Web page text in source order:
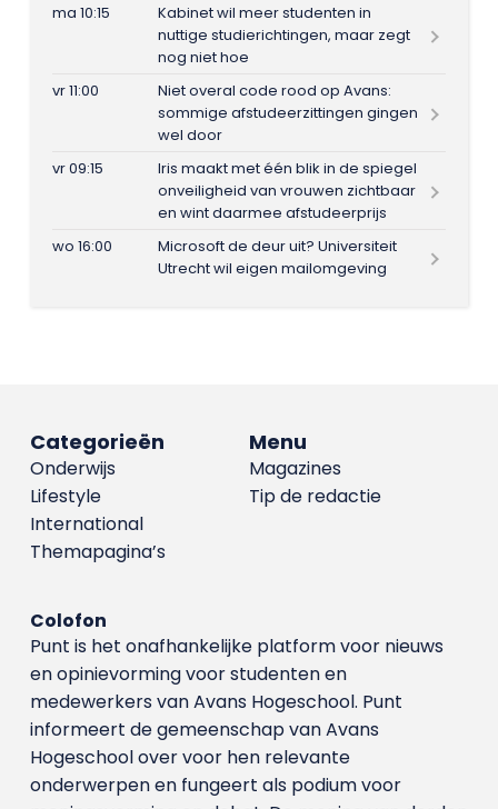
ma 10:15
Kabinet wil meer studenten in
nuttige studierichtingen, maar zegt
nog niet hoe
vr 11:00
Niet overal code rood op Avans:
sommige afstudeerzittingen gingen
wel door
vr 09:15
Iris maakt met één blik in de spiegel
onveiligheid van vrouwen zichtbaar
en wint daarmee afstudeerprijs
wo 16:00
Microsoft de deur uit? Universiteit
Utrecht wil eigen mailomgeving
Menu
Magazines
Tip de redactie
Categorieën
Onderwijs
Lifestyle
International
Themapagina’s
Colofon
Punt is het onafhankelijke platform voor nieuws
en opinievorming voor studenten en
medewerkers van Avans Hoge­school. Punt
informeert de gemeenschap van Avans
Hogeschool over voor hen relevante
onderwerpen en fungeert als podium voor